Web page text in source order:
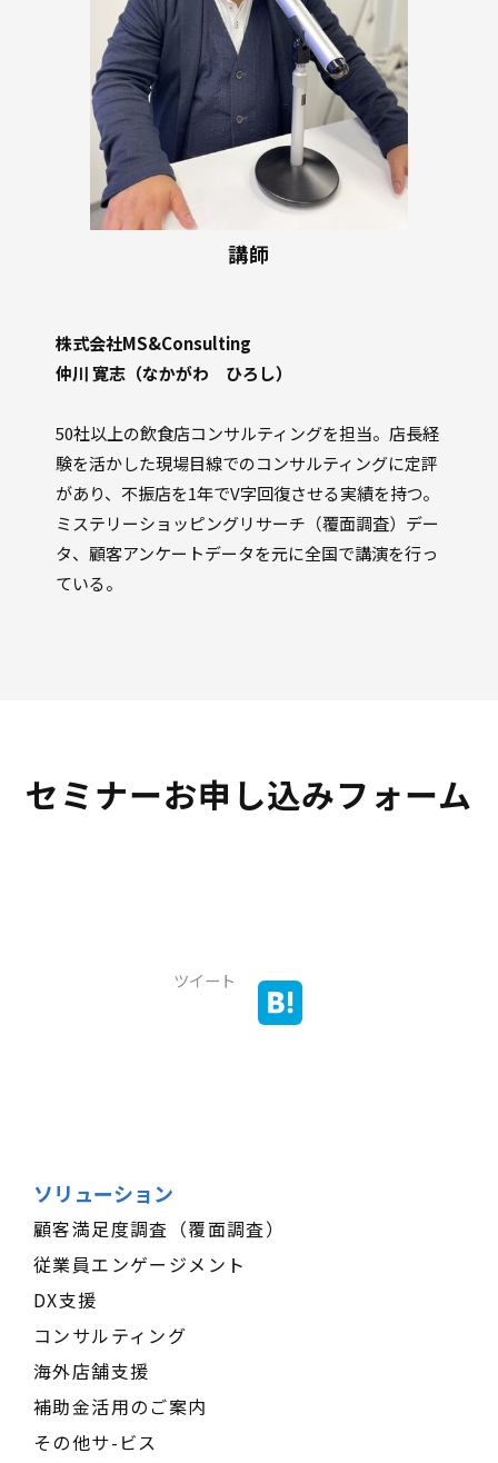
講師
株式会社MS&Consulting
仲川 寛志（なかがわ ひろし）
50社以上の飲食店コンサルティングを担当。店長経
験を活かした現場目線でのコンサルティングに定評
があり、不振店を1年でV字回復させる実績を持つ。
ミステリーショッピングリサーチ（覆面調査）デー
タ、顧客アンケートデータを元に全国で講演を行っ
ている。
セミナーお申し込みフォーム
ツイート
ソリューション
顧客満足度調査（覆面調査）
従業員エンゲージメント
DX支援
コンサルティング
海外店舗支援
補助金活用のご案内
その他サ-ビス